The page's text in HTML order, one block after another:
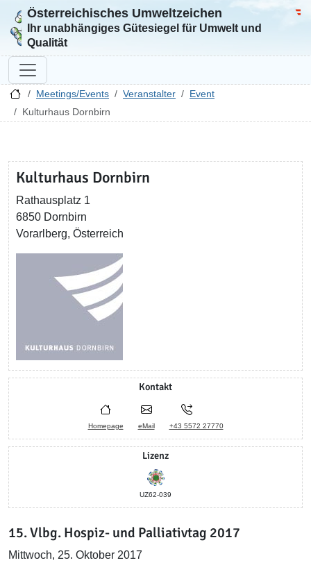
Zur Startseite
Österreichisches Umweltzeichen
Ihr unabhängiges Gütesiegel für Umwelt und
Qualität
Meetings/Events Veranstalter
Event
Kulturhaus Dornbirn
Kulturhaus Dornbirn
Rathausplatz 1
6850 Dornbirn
Vorarlberg, Österreich
Kontakt
Homepage eMail +43 5572 27770
Lizenz
UZ62-039
15. Vlbg. Hospiz- und Palliativtag 2017
Mittwoch, 25. Oktober 2017